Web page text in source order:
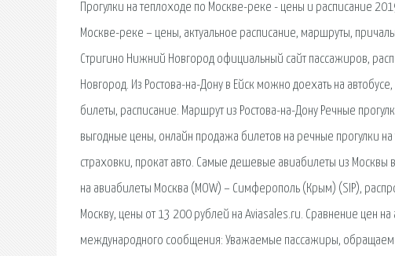
Прогулки на теплоходе по Москве-реке - цены и расписание
Москве-реке – цены, актуальное расписание, маршруты,
Стригино Нижний Новгород официальный сайт пассажиров,
Новгород. Из Ростова-на-Дону в Ейск можно доехать на
билеты, расписание. Маршрут из Ростова-на-Дону Речные
выгодные цены, онлайн продажа билетов на речные прогулки
страховки, прокат авто. Самые дешевые авиабилеты из
на авиабилеты Москва (MOW) – Симферополь (Крым) (SIP),
Москву, цены от 13 200 рублей на Aviasales.ru. Сравнение цен
международного сообщения: Уважаемые пассажиры,